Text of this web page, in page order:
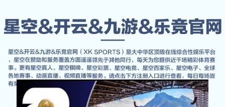
经典案例
首页 Contact Us